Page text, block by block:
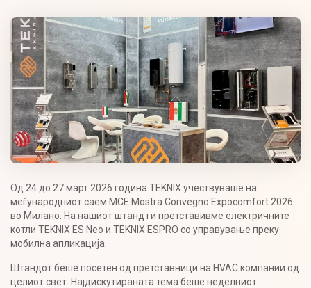
Од 24 до 27 март 2026 година TEKNIX учествуваше на
меѓународниот саем MCE Mostra Convegno Expocomfort 2026
во Милано. На нашиот штанд ги претставивме електричните
котли TEKNIX ES Neo и TEKNIX ESPRO со управување преку
мобилна апликација.
Штандот беше посетен од претставници на HVAC компании од
целиот свет. Најдискутираната тема беше неделниот